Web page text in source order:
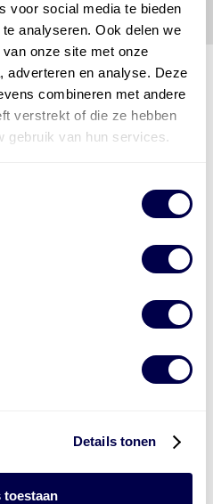
voor social media te bieden
analyseren. Ook delen we
onze site met onze
adverteren en analyse. Deze
combineren met andere
verstrekt of die ze hebben
gebruik van hun services.
Details tonen
toestaan
Energies
vier divisies